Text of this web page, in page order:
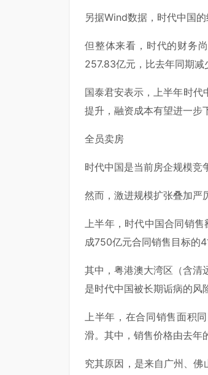
另据Wind数据，时代中国
但整体来看，时代的财务
257.83亿元，比去年同期减
国泰君安表示，上半年时代
提升，融资成本有望进一步
全员卖房
时代中国是当前房企规模竞
然而，激进规模扩张叠加严
上半年，时代中国合同销
成750亿元合同销售目标的
其中，粤港澳大湾区（含清
是时代中国被长期诟病的
上半年，在合同销售面积
滑。其中，销售价格由去年
究其原因，是来自广州、